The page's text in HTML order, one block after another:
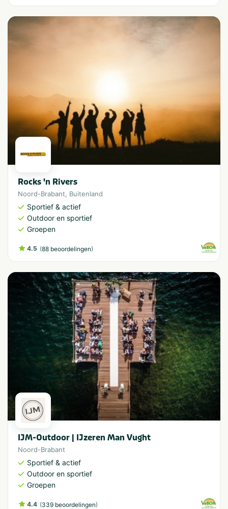
Rocks 'n Rivers
Noord-Brabant, Buitenland
Sportief & actief
Outdoor en sportief
Groepen
4.5 (88 beoordelingen)
IJM-Outdoor | IJzeren Man Vught
Noord-Brabant
Sportief & actief
Outdoor en sportief
Groepen
4.4 (339 beoordelingen)